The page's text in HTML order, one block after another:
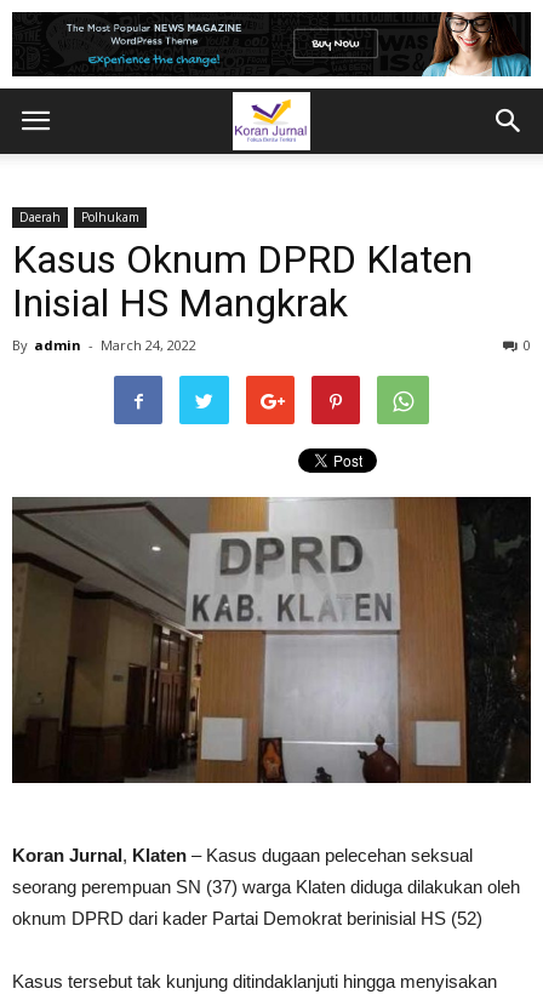
Daerah Polhukam
Kasus Oknum DPRD Klaten
Inisial HS Mangkrak
By admin - March 24, 2022 0
Koran Jurnal, Klaten – Kasus dugaan pelecehan seksual
seorang perempuan SN (37) warga Klaten diduga dilakukan oleh
oknum DPRD dari kader Partai Demokrat berinisial HS (52)
Kasus tersebut tak kunjung ditindaklanjuti hingga menyisakan